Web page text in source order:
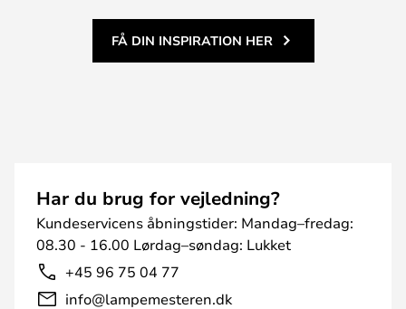
FÅ DIN INSPIRATION HER
Har du brug for vejledning?
Kundeservicens åbningstider: Mandag–fredag:
08.30 - 16.00 Lørdag–søndag: Lukket
+45 96 75 04 77
info@lampemesteren.dk